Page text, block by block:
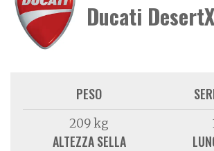
Ducati DesertX
PESO
209 kg
ALTEZZA SELLA